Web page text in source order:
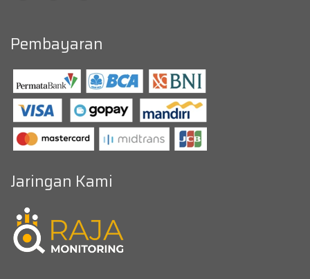
Pembayaran
Jaringan Kami